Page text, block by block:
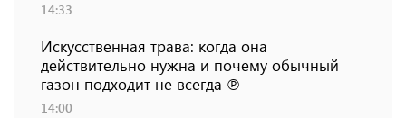
14:33
Искусственная трава: когда она
действительно нужна и почему обычный
газон подходит не всегда ℗
14:00